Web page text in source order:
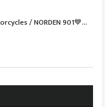
【💙Husqvarna Motorcycles / NORDEN 901💙】 ご納車おめでとうございます🎉✨